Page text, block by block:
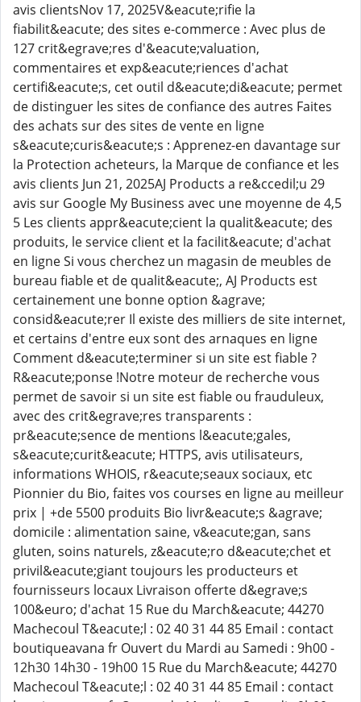
avis clientsNov 17, 2025V&eacute;rifie la
fiabilit&eacute; des sites e-commerce : Avec plus de
127 crit&egrave;res d'&eacute;valuation,
commentaires et exp&eacute;riences d'achat
certifi&eacute;s, cet outil d&eacute;di&eacute; permet
de distinguer les sites de confiance des autres Faites
des achats sur des sites de vente en ligne
s&eacute;curis&eacute;s : Apprenez-en davantage sur
la Protection acheteurs, la Marque de confiance et les
avis clients Jun 21, 2025AJ Products a re&ccedil;u 29
avis sur Google My Business avec une moyenne de 4,5
5 Les clients appr&eacute;cient la qualit&eacute; des
produits, le service client et la facilit&eacute; d'achat
en ligne Si vous cherchez un magasin de meubles de
bureau fiable et de qualit&eacute;, AJ Products est
certainement une bonne option &agrave;
consid&eacute;rer Il existe des milliers de site internet,
et certains d'entre eux sont des arnaques en ligne
Comment d&eacute;terminer si un site est fiable ?
R&eacute;ponse !Notre moteur de recherche vous
permet de savoir si un site est fiable ou frauduleux,
avec des crit&egrave;res transparents :
pr&eacute;sence de mentions l&eacute;gales,
s&eacute;curit&eacute; HTTPS, avis utilisateurs,
informations WHOIS, r&eacute;seaux sociaux, etc
Pionnier du Bio, faites vos courses en ligne au meilleur
prix | +de 5500 produits Bio livr&eacute;s &agrave;
domicile : alimentation saine, v&eacute;gan, sans
gluten, soins naturels, z&eacute;ro d&eacute;chet et
privil&eacute;giant toujours les producteurs et
fournisseurs locaux Livraison offerte d&egrave;s
100&euro; d'achat 15 Rue du March&eacute; 44270
Machecoul T&eacute;l : 02 40 31 44 85 Email : contact
boutiqueavana fr Ouvert du Mardi au Samedi : 9h00 -
12h30 14h30 - 19h00 15 Rue du March&eacute; 44270
Machecoul T&eacute;l : 02 40 31 44 85 Email : contact